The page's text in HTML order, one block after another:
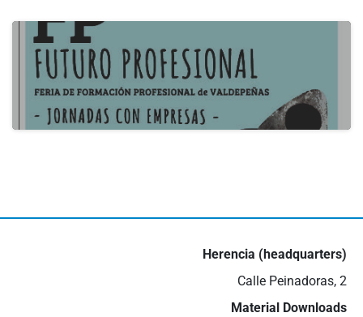
22 de May de 2024
Herencia (headquarters)
Calle Peinadoras, 2
Material Downloads